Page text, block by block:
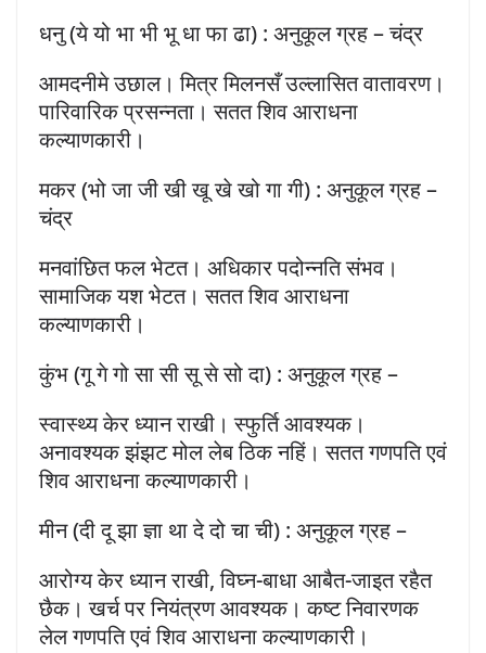
धनु (ये यो भा भी भू धा फा ढा) : अनुकूल ग्रह – चंद्र
आमदनीमे उछाल। मित्र मिलनसँ उल्लासित वातावरण।
पारिवारिक प्रसन्नता। सतत शिव आराधना
कल्याणकारी।
मकर (भो जा जी खी खू खे खो गा गी) : अनुकूल ग्रह –
चंद्र
मनवांछित फल भेटत। अधिकार पदोन्नति संभव।
सामाजिक यश भेटत। सतत शिव आराधना
कल्याणकारी।
कुंभ (गू गे गो सा सी सू से सो दा) : अनुकूल ग्रह –
स्वास्थ्य केर ध्यान राखी। स्फुर्ति आवश्यक।
अनावश्यक झंझट मोल लेब ठिक नहिं। सतत गणपति एवं
शिव आराधना कल्याणकारी।
मीन (दी दू झा ज्ञा था दे दो चा ची) : अनुकूल ग्रह –
आरोग्य केर ध्यान राखी, विघ्न-बाधा आबैत-जाइत रहैत
छैक। खर्च पर नियंत्रण आवश्यक। कष्ट निवारणक
लेल गणपति एवं शिव आराधना कल्याणकारी।